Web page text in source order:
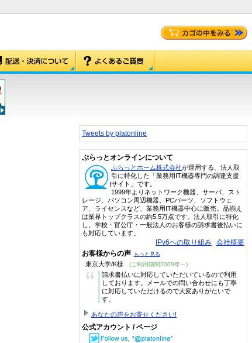
Tweets by platonline
ぷらっとオンラインについて
ぷらっとホーム株式会社が運用する、法人取
引に特化した「業務用IT機器専門の調達支援
サイト」です。
1999年よりネットワーク機器、サーバ、スト
レージ、パソコン周辺機器、PCパーツ、ソフトウェ
ア、ライセンスなど、業務用IT機器中心に販売。品揃え
は業界トップクラスの約5.5万点です。法人取引に特化
し、学校・官公庁・一般法人のお客様の請求書後払いに
も対応しています。
IPv6への取り組み 会社概要
お客様からの声 もっと見る
東京大学/K様 (ご利用期間2009年～)
“
請求書払いに対応していただいているので利用
しております。メールでの問い合わせにも丁寧
に対応していただけるので大変ありがたいで
す。
あなたの声をお寄せください!
公式アカウント / ページ